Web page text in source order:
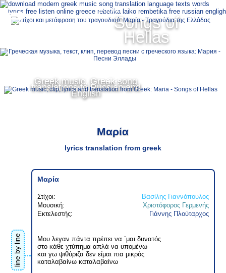
Songs of
Hellas
Greek music, Greek song
translations to Russian and
English
Ελληνικά
English
MENU
Μαρία
lyrics translation from greek
line by line
Μαρία
Στίχοι:
Βασίλης Γιαννόπουλος
Μουσική:
Χριστόφορος Γερμενής
Εκτελεστής:
Γιάννης Πλούταρχος
Μου λεγαν πάντα πρέπει να `μαι δυνατός
στο κάθε χτύπημα απλά να υπομένω
και γω ψιθύριζα δεν είμαι πια μικρός
καταλαβαίνω καταλαβαίνω